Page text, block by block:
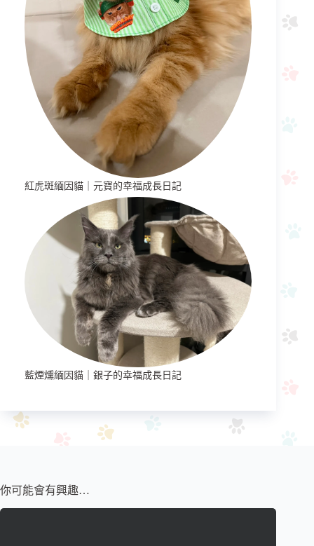
紅虎斑緬因貓｜元寶的幸福成長日記
藍煙燻緬因貓｜銀子的幸福成長日記
你可能會有興趣…